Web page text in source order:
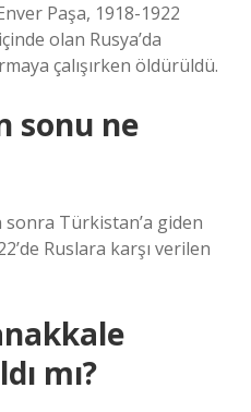
Paşa, 1918-1922
olan Rusya’da
çalışırken öldürüldü.
sonu ne
sonra Türkistan’a giden
Ruslara karşı verilen
mı?